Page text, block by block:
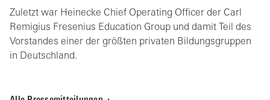
Zuletzt war Heinecke Chief Operating Officer der Carl
Remigius Fresenius Education Group und damit Teil des
Vorstandes einer der größten privaten Bildungsgruppen
in Deutschland.